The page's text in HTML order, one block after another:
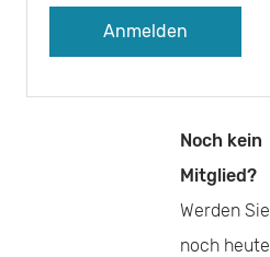
A
Noch kein
Mitglied?
Werden Sie
noch heute